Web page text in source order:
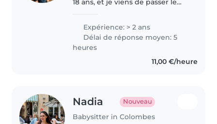
18 ans, et je viens de passer le
depuis plusieurs années dans
mon quartier. J'ai fait cinq ans de
scoutisme. J'adore..
Expérience: > 2 ans
Délai de réponse moyen: 5
heures
11,00 €/heure
Nadia Nouveau
Babysitter in Colombes